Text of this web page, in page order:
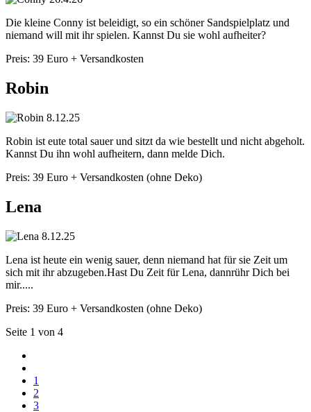
Die kleine Conny ist beleidigt, so ein schöner Sandspielplatz und
niemand will mit ihr spielen. Kannst Du sie wohl aufheiter?
Preis: 39 Euro + Versandkosten
Robin
Robin ist eute total sauer und sitzt da wie bestellt und nicht abgeholt.
Kannst Du ihn wohl aufheitern, dann melde Dich.
Preis: 39 Euro + Versandkosten (ohne Deko)
Lena
Lena ist heute ein wenig sauer, denn niemand hat für sie Zeit um
sich mit ihr abzugeben.Hast Du Zeit für Lena, dannrühr Dich bei
mir.....
Preis: 39 Euro + Versandkosten (ohne Deko)
Seite 1 von 4
1
2
3